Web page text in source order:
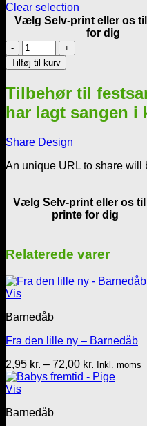
Clear selection
Vælg Selv-print eller os
for dig
Sæbeboble-
sangen
-
barnedåb
-
Pige
Pink
Tilføj til kurv
Tilbehør til
har lagt sangen i
Share Design
An unique URL to share will
Vælg Selv-print eller os til
printe for dig
Relaterede varer
Vis
Barnedåb
Fra den lille ny – Barnedåb
2,95 kr. – 72,00 kr. Prisinterval:
2,95 kr.
Inkl. moms
Vis
Barnedåb